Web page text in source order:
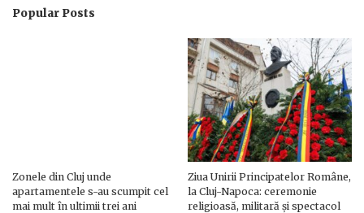
Popular Posts
Zonele din Cluj unde
apartamentele s-au scumpit cel
mai mult în ultimii trei ani
Ziua Unirii Principatelor Române,
la Cluj-Napoca: ceremonie
religioasă, militară și spectacol